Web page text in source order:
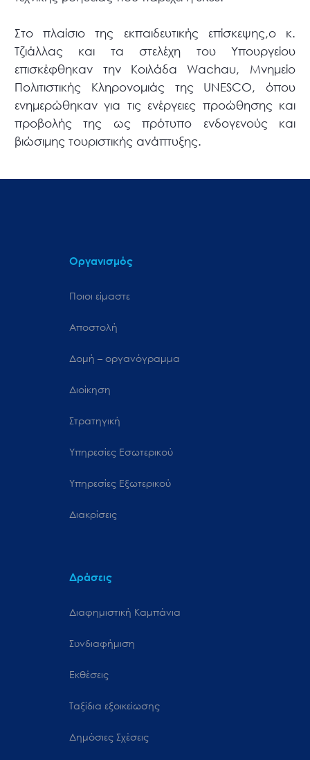
Στο πλαίσιο της εκπαιδευτικής επίσκεψης,ο κ.
Τζιάλλας και τα στελέχη του Υπουργείου
επισκέφθηκαν την Κοιλάδα Wachau, Μνημείο
Πολιτιστικής Κληρονομιάς της UNESCO, όπου
ενημερώθηκαν για τις ενέργειες προώθησης και
προβολής της ως πρότυπο ενδογενούς και
βιώσιμης τουριστικής ανάπτυξης.
Οργανισμός
Ποιοι είμαστε
Αποστολή
Δομή – οργανόγραμμα
Διοίκηση
Στρατηγική
Υπηρεσίες Εσωτερικού
Υπηρεσίες Εξωτερικού
Διακρίσεις
Δράσεις
Διαφημιστική Καμπάνια
Συνδιαφήμιση
Εκθέσεις
Ταξίδια εξοικείωσης
Δημόσιες Σχέσεις